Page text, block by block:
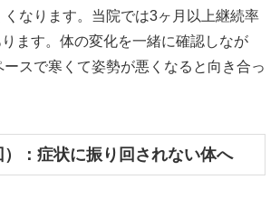
なります。当院では3ヶ月以上継続率
ます。体の変化を一緒に確認しなが
ースで寒くて姿勢が悪くなると向き合っ
：症状に振り回されない体へ